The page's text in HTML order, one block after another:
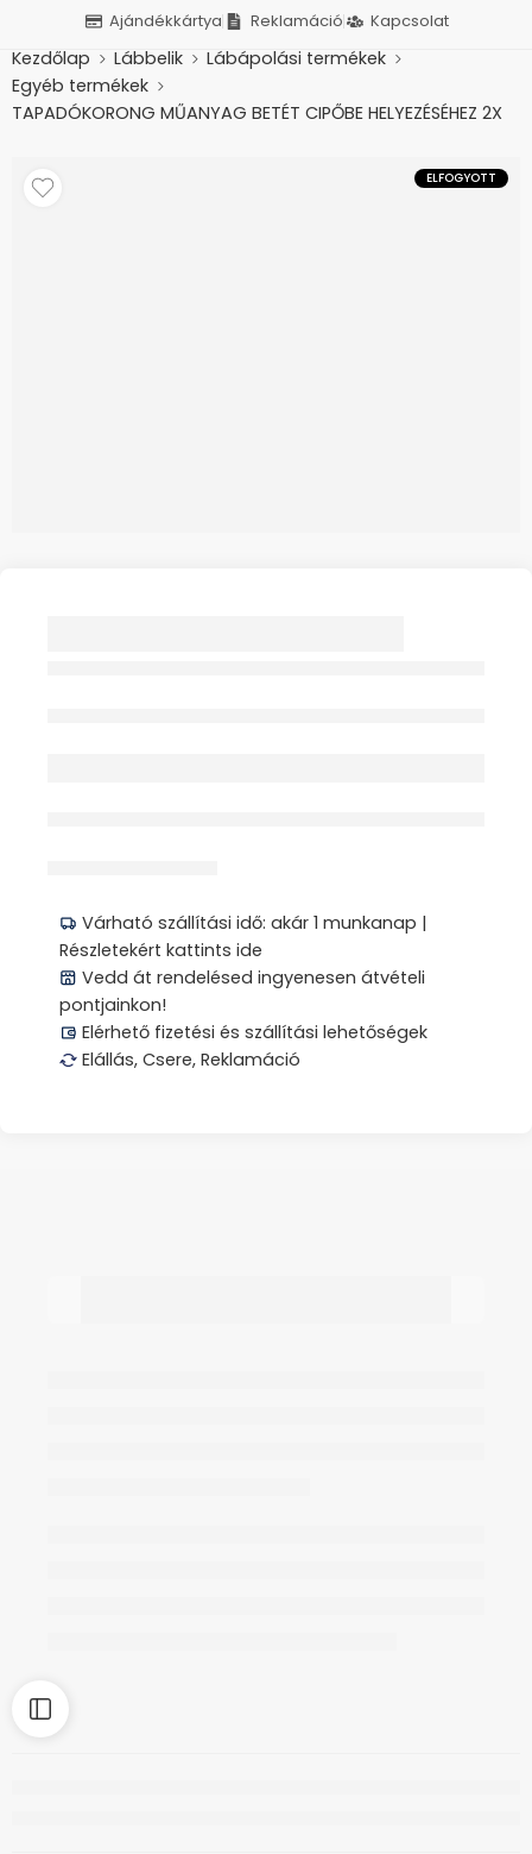
Ajándékkártya Reklamáció Kapcsolat
Kezdőlap Lábbelik
Lábápolási termékek
Egyéb termékek
TAPADÓKORONG MŰANYAG BETÉT CIPŐBE HELYEZÉSÉHEZ 2X
ELFOGYOTT
Várható szállítási idő: akár 1 munkanap |
Részletekért kattints ide
Vedd át rendelésed ingyenesen átvételi
pontjainkon!
Elérhető fizetési és szállítási lehetőségek
Elállás, Csere, Reklamáció